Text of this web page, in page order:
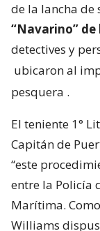
de la lancha de
“Navarino”
detectives y
ubicaron al
pesquera .
El teniente 1°
Capitán de
“este
entre la Policía
Marítima.
Williams